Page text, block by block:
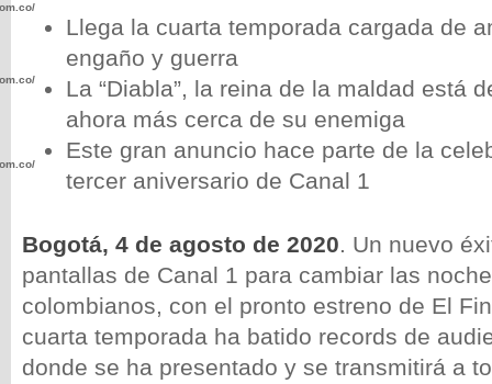
Llega la cuarta temporada cargada de
engaño y guerra
La “Diabla”, la reina de la maldad está
ahora más cerca de su enemiga
Este gran anuncio hace parte de la
tercer aniversario de Canal 1
Bogotá, 4 de agosto de 2020. Un nuevo
pantallas de Canal 1 para cambiar las
colombianos, con el pronto estreno de El
cuarta temporada ha batido records de
donde se ha presentado y se transmitirá a
wp-
wp-
wp-
wp-